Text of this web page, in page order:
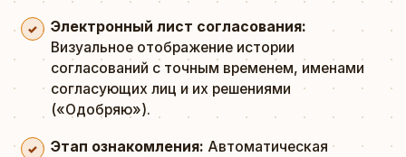
Электронный лист согласования:
Визуальное отображение истории
согласований с точным временем, именами
согласующих лиц и их решениями
(«Одобряю»).
Этап ознакомления: Автоматическая